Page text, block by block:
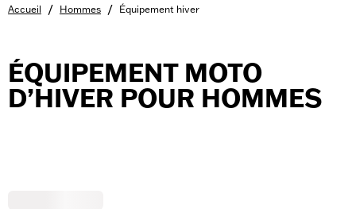
Accueil / Hommes / Équipement hiver
ÉQUIPEMENT MOTO
D’HIVER POUR HOMMES